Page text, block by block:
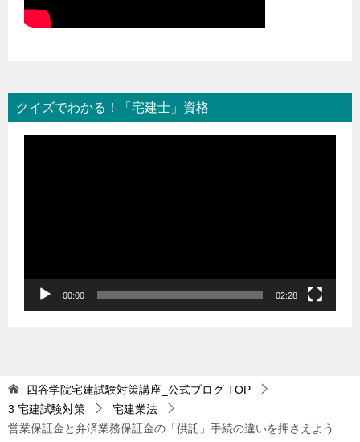
クイズでわかる！「宅建士」資格
00:00 02:28
四谷学院宅建試験対策講座_公式ブログ TOP
3 宅建試験対策
宅建業法
営業保証金と弁済業務保証金の「供託」手続の違いを押さえよう